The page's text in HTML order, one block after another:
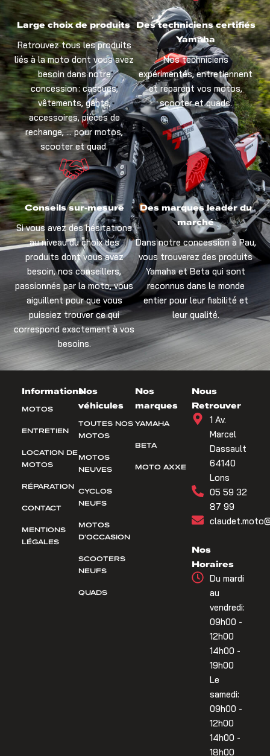
Large choix de produits
Retrouvez tous les produits
liés à la moto dont vous avez
besoin dans notre
concession : casques,
vêtements, gants,
accessoires, pièces de
rechange, … pour motos,
scooter et quad.
Des techniciens certifiés
Yamaha
Nos techniciens
expérimentés, entretiennent
et réparent vos motos,
scooter et quads.
Conseils sur-mesure
Si vous avez des hésitations
au niveau du choix des
produits dont vous avez
besoin, nos conseillers,
passionnés par la moto, vous
aiguillent pour que vous
puissiez trouver ce qui
correspond exactement à vos
besoins.
Des marques leader du
marché
Dans notre concession à Pau,
vous trouverez des produits
Yamaha et Beta qui sont
reconnus dans le monde
entier pour leur fiabilité et
leur qualité.
Informations
MOTOS
ENTRETIEN
LOCATION DE
MOTOS
RÉPARATION
CONTACT
MENTIONS
LÉGALES
Nos
véhicules
TOUTES NOS
MOTOS
MOTOS
NEUVES
CYCLOS
NEUFS
MOTOS
D’OCCASION
SCOOTERS
NEUFS
QUADS
Nos
marques
YAMAHA
BETA
MOTO AXXE
Nous
Retrouver
1 Av.
Marcel
Dassault
64140
Lons
05 59 32
87 99
Nos
Horaires
Du mardi
au
vendredi:
09h00 -
12h00
14h00 -
19h00
Le
samedi:
09h00 -
12h00
14h00 -
18h00